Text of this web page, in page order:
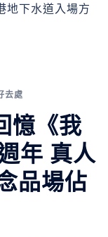
地下水道入場方
去處
憶《我
年 真人
品場佔